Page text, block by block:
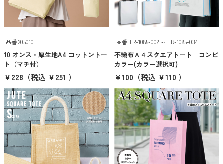
抽選会・イベント用キット
カラーから探す
ホワイト
グレー
ブラック
レッド
ピンク
パープル
品番 205010
10 オンス・厚生地A4 コットントー
ト（マチ付）
￥228 （税込 ￥251 ）
品番 TR-1085-002 ～ TR-1085-034
不織布Ａ４スクエアトート コンビ
カラー(カラー選択可)
￥100 （税込 ￥110 ）